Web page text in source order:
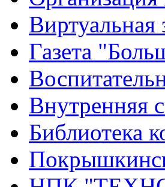
Виртуальная
Газета
Внутренняя
Библиотека